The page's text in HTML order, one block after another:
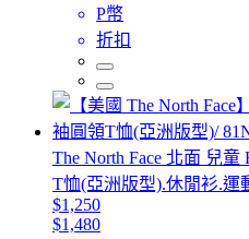
P幣
折扣
The North Face 北面 兒
T恤(亞洲版型).休閒衫.運
$1,250
$1,480